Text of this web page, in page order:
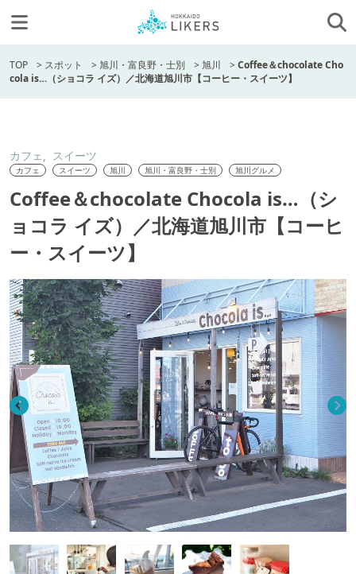
TOP > スポット >旭川・富良野・士別 >旭川 >Coffee＆chocolate Cho
cola is…（ショコラ イズ）／北海道旭川市【コーヒー・スイーツ】
カフェ スイーツ
カフェ スイーツ 旭川 旭川・富良野・士別 旭川グルメ
Coffee＆chocolate Chocola is…（シ
ョコラ イズ）／北海道旭川市【コーヒ
ー・スイーツ】